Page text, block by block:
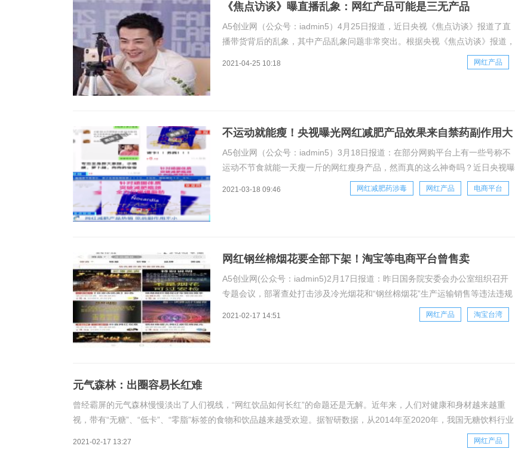
《焦点访谈》曝直播乱象：网红产品可能是三无产品
A5创业网（公众号：iadmin5）4月25日报道，近日央视《焦点访谈》报道了直
播带货背后的乱象，其中产品乱象问题非常突出。根据央视《焦点访谈》报道，
直播带货中，不少“三无”产品摇身一变成了“网红爆款”、“刷单”“买粉”成风，更有
的售卖违禁产品的行为。专家指出，针对直播带货存在的问题，加强监管十分必
2021-04-25 10:18 网红产品
不运动就能瘦！央视曝光网红减肥产品效果来自禁药副作用大
A5创业网（公众号：iadmin5）3月18日报道：在部分网购平台上有一些号称不
运动不节食就能一天瘦一斤的网红瘦身产品，然而真的这么神奇吗？近日央视曝
光了网红减肥产品的效果来自禁药并且副作用大！网红减肥产品含有大量禁药西
布曲明，副作可能会带来口干、便秘还可以引起血压升高严重情况会导致肝功能
2021-03-18 09:46 网红减肥药涉毒 网红产品 电商平台
网红钢丝棉烟花要全部下架！淘宝等电商平台曾售卖
A5创业网(公众号：iadmin5)2月17日报道：昨日国务院安委会办公室组织召开
专题会议，部署查处打击涉及冷光烟花和“钢丝棉烟花”生产运输销售等违法违规
行为，并印发通知，要求实体店面和网络平台销售的“钢丝棉烟花”全部下架。在
过年之前，在一些短视频平台出现钢丝棉烟花的拍摄视频，还有视频称其很安
2021-02-17 14:51 网红产品 淘宝台湾
元气森林：出圈容易长红难
曾经霸屏的元气森林慢慢淡出了人们视线，“网红饮品如何长红”的命题还是无解。近年来，人们对健康和身材越来越重
视，带有“无糖”、“低卡”、“零脂”标签的食物和饮品越来越受欢迎。据智研数据，从2014年至2020年，我国无糖饮料行业
2021-02-17 13:27 网红产品